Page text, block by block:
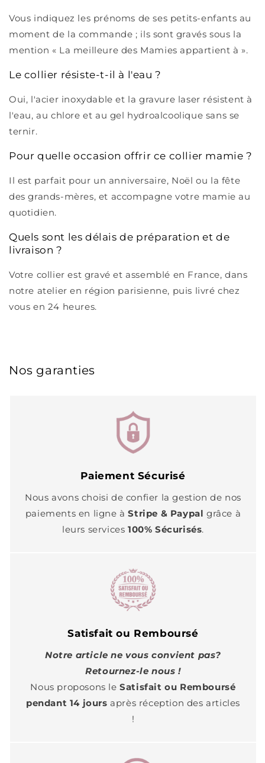
Vous indiquez les prénoms de ses petits-enfants au
moment de la commande ; ils sont gravés sous la
mention « La meilleure des Mamies appartient à ».
Le collier résiste-t-il à l'eau ?
Oui, l'acier inoxydable et la gravure laser résistent à
l'eau, au chlore et au gel hydroalcoolique sans se
ternir.
Pour quelle occasion offrir ce collier mamie ?
Il est parfait pour un anniversaire, Noël ou la fête
des grands-mères, et accompagne votre mamie au
quotidien.
Quels sont les délais de préparation et de
livraison ?
Votre collier est gravé et assemblé en France, dans
notre atelier en région parisienne, puis livré chez
vous en 24 heures.
Nos garanties
Paiement Sécurisé
Nous avons choisi de confier la gestion de nos
paiements en ligne àStripe & Paypal grâce à
leurs services 100% Sécurisés.
Satisfait ou Remboursé
Notre article ne vous convient pas?
Retournez-le nous !
Nous proposons leSatisfait ou Remboursé
pendant 14 jours après réception des articles
!